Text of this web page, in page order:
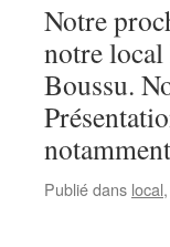
Notre
notre
Boussu.
Publié dans local,